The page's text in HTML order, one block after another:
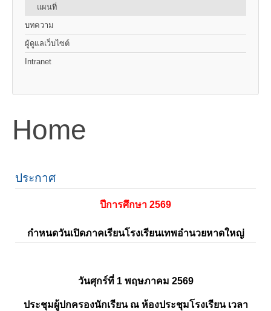
แผนที่
บทความ
ผู้ดูแลเว็บไซต์
Intranet
Home
ประกาศ
ปีการศึกษา 2569
กำหนดวันเปิดภาคเรียนโรงเรียนเทพอำนวยหาดใหญ่
วันศุกร์ที่ 1 พฤษภาคม 2569
ประชุมผู้ปกครองนักเรียน ณ ห้องประชุมโรงเรียน เวลา